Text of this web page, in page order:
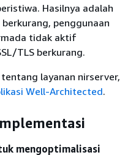
Hasilnya adalah
penggunaan
tidak aktif
TLS berkurang.
layanan nirserver,
Well-Architected.
mengoptimalisasi